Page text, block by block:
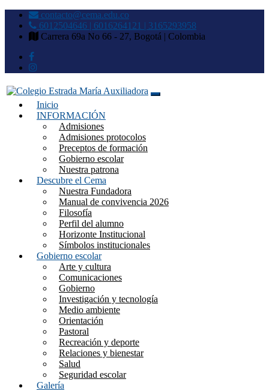
contacto@cema.edu.co
6012504646 | 6016264121 | 3165293958
Carrera 69a No 66 - 27, Bogotá | Colombia
Colegio Estrada María
Auxiliadora
Inicio
INFORMACIÓN
Admisiones
Admisiones protocolos
Preceptos de formación
Gobierno escolar
Nuestra patrona
Descubre el Cema
Nuestra Fundadora
Manual de convivencia 2026
Filosofía
Perfil del alumno
Horizonte Institucional
Símbolos institucionales
Gobierno escolar
Arte y cultura
Comunicaciones
Gobierno
Investigación y tecnología
Medio ambiente
Orientación
Pastoral
Recreación y deporte
Relaciones y bienestar
Salud
Seguridad escolar
Galería